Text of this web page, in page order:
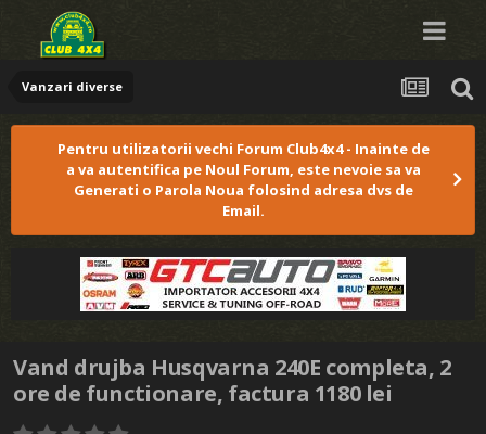
Vanzari diverse
Pentru utilizatorii vechi Forum Club4x4 - Inainte de
a va autentifica pe Noul Forum, este nevoie sa va
Generati o Parola Noua folosind adresa dvs de
Email.
Vand drujba Husqvarna 240E completa, 2
ore de functionare, factura 1180 lei